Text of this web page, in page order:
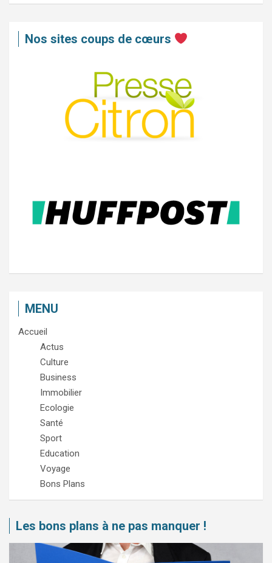
Nos sites coups de cœurs
MENU
Accueil
Actus
Culture
Business
Immobilier
Ecologie
Santé
Sport
Education
Voyage
Bons Plans
Les bons plans à ne pas manquer !